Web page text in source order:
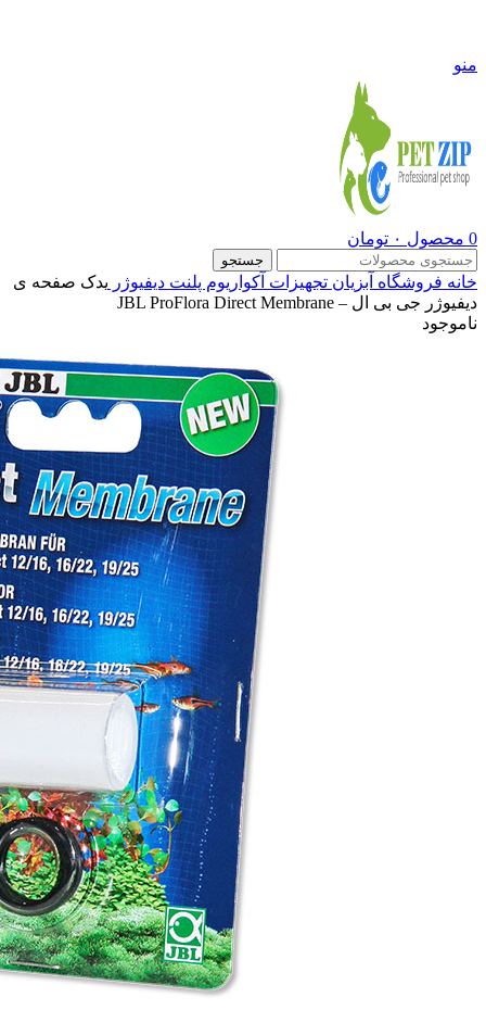
منو
0 محصول ۰ تومان
جستجو
خانه فروشگاه آبزیان تجهیزات آکواریوم پلنت دیفیوژر یدک صفحه ی
دیفیوژر جی بی ال – JBL ProFlora Direct Membrane
ناموجود